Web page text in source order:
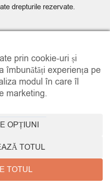
drepturile rezervate.
prin cookie-uri și
îmbunătăți experiența pe
modul în care îl
marketing.
OPȚIUNI
TOTUL
TOTUL
(0)
PRODUCTS